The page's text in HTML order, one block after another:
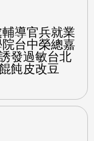
導官兵就業
台中榮總嘉
發過敏台北
飩皮改豆